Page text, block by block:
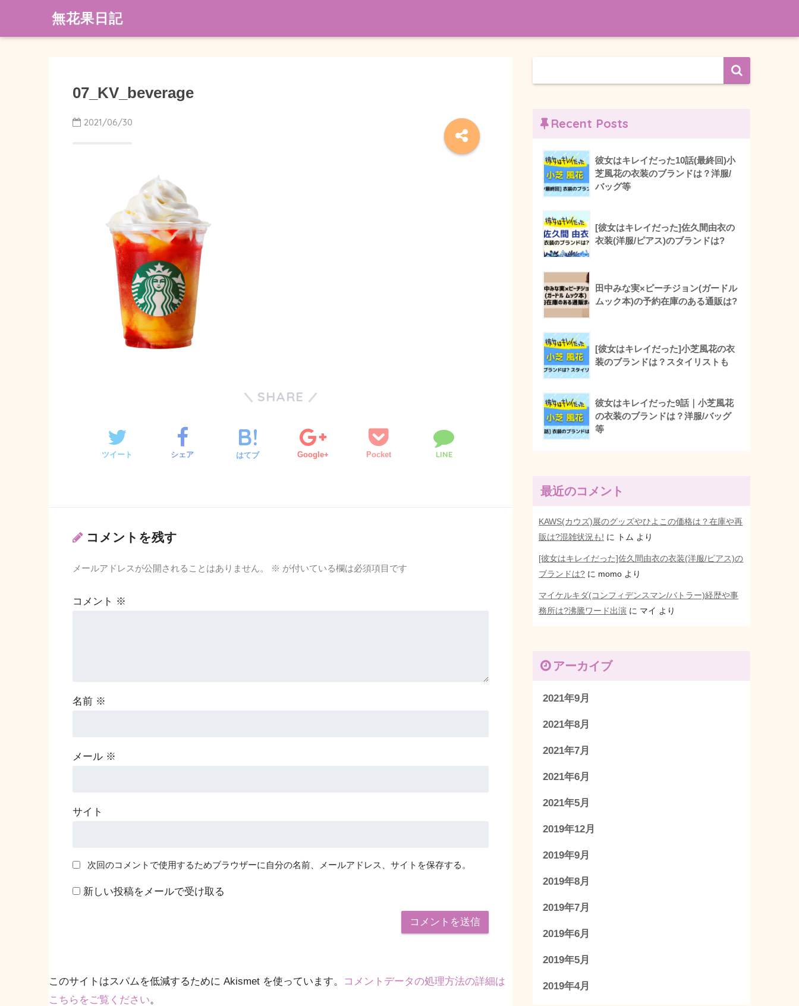
無花果日記
07_KV_beverage
2021/06/30
SHARE
ツイート シェア はてブ Google+ Pocket LINE
コメントを残す
メールアドレスが公開されることはありません。 ※ が付いている欄は必須項目です
コメント ※
名前 ※
メール ※
サイト
次回のコメントで使用するためブラウザーに自分の名前、メールアドレス、サイトを保存する。
新しい投稿をメールで受け取る
このサイトはスパムを低減するために Akismet を使っています。
コメントデータの処理方法の詳細は
こちらをご覧ください。
Recent Posts
彼女はキレイだった10話(最終回)小
芝風花の衣装のブランドは？洋服/
バッグ等
[彼女はキレイだった]佐久間由衣の
衣装(洋服/ピアス)のブランドは?
田中みな実×ピーチジョン(ガードル
ムック本)の予約在庫のある通販は?
[彼女はキレイだった]小芝風花の衣
装のブランドは？スタイリストも
彼女はキレイだった9話｜小芝風花
の衣装のブランドは？洋服/バッグ
等
最近のコメント
KAWS(カウズ)展のグッズやひよこの価格は？在庫や再
販は?混雑状況も! に トム より
[彼女はキレイだった]佐久間由衣の衣装(洋服/ピアス)の
ブランドは? に momo より
マイケルキダ(コンフィデンスマン/バトラー)経歴や事
務所は?沸騰ワード出演 に マイ より
アーカイブ
2021年9月
2021年8月
2021年7月
2021年6月
2021年5月
2019年12月
2019年9月
2019年8月
2019年7月
2019年6月
2019年5月
2019年4月